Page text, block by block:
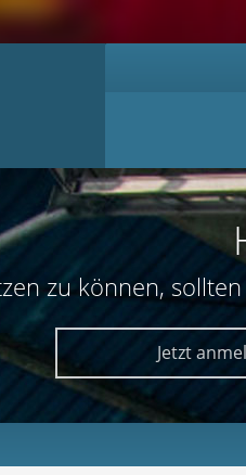
zu können,
Jetzt